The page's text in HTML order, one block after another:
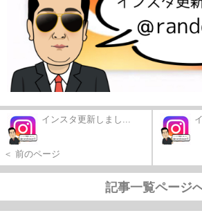
インスタ更新しまし...
＜ 前のページ
記事一覧ページ